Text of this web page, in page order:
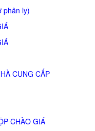
phân ly)
CUNG CẤP
CHÀO GIÁ